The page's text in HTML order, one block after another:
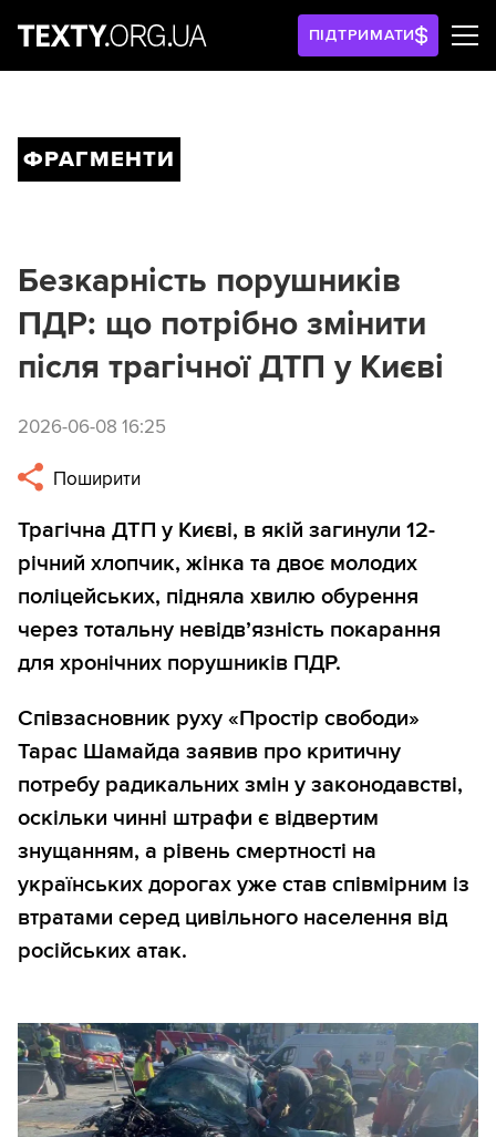
ПІДТРИМАТИ
ФРАГМЕНТИ
Безкарність порушників
ПДР: що потрібно змінити
після трагічної ДТП у Києві
2026-06-08 16:25
Поширити
Трагічна ДТП у Києві, в якій загинули 12-
річний хлопчик, жінка та двоє молодих
поліцейських, підняла хвилю обурення
через тотальну невідв’язність покарання
для хронічних порушників ПДР.
Співзасновник руху «Простір свободи»
Тарас Шамайда заявив про критичну
потребу радикальних змін у законодавстві,
оскільки чинні штрафи є відвертим
знущанням, а рівень смертності на
українських дорогах уже став співмірним із
втратами серед цивільного населення від
російських атак.